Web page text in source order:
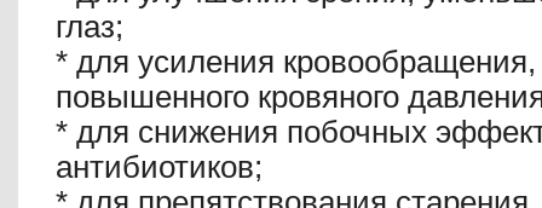
глаз;
* для усиления
повышенного кровяного
* для снижения побочных
антибиотиков;